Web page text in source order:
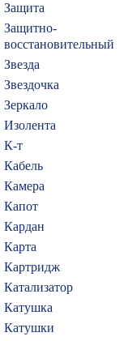
Защита
Защитно-
восстановительный
Звезда
Звездочка
Зеркало
Изолента
К-т
Кабель
Камера
Капот
Кардан
Карта
Картридж
Катализатор
Катушка
Катушки